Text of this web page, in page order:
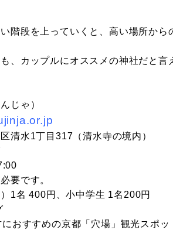
階段を上っていくと、高い場所か
、カップルにオススメの神社だと
じゃ）
清水1丁目317 （清水寺の境内）
要です。
1名 400円、小中学生 1名 200円
おすすめの京都「穴場」観光スポッ